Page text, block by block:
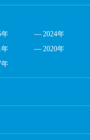
年 2024年
年 2020年
年